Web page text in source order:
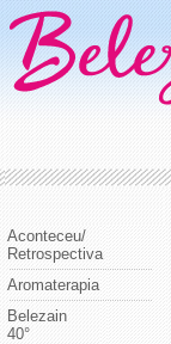
Aconteceu/
Retrospectiva
Aromaterapia
Belezain
40°